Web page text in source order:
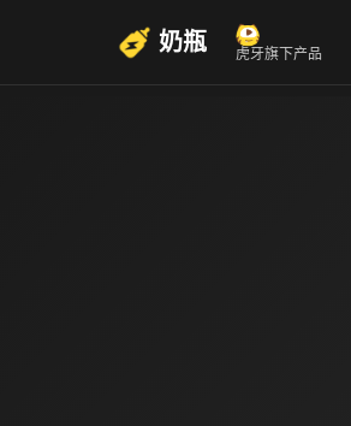
奶瓶 虎牙旗下产品